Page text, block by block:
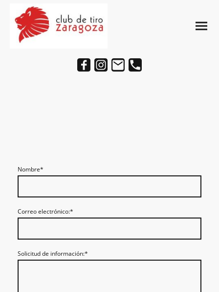
Nombre*
Correo electrónico:*
Solicitud de información:*